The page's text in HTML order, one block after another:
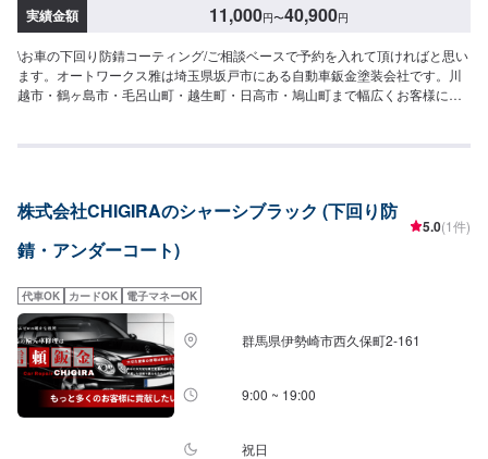
実績金額 11,000円〜40,900円
\お車の下回り防錆コーティング/ご相談ベースで予約を入れて頂ければと思い
ます。オートワークス雅は埼玉県坂戸市にある自動車鈑金塗装会社です。川
越市・鶴ヶ島市・毛呂山町・越生町・日高市・鳩山町まで幅広くお客様にご
く・安く・綺麗に修理致します。当社は国からの認可を受けた認証工場とな
険会社の指定工場にもなっておりますので保険修理もお待ちしております。
株式会社CHIGIRAのシャーシブラック (下回り防
錆・アンダーコート)
5.0(1件)
代車OK カードOK 電子マネーOK
群馬県伊勢崎市西久保町2-161
9:00 ~ 19:00
祝日